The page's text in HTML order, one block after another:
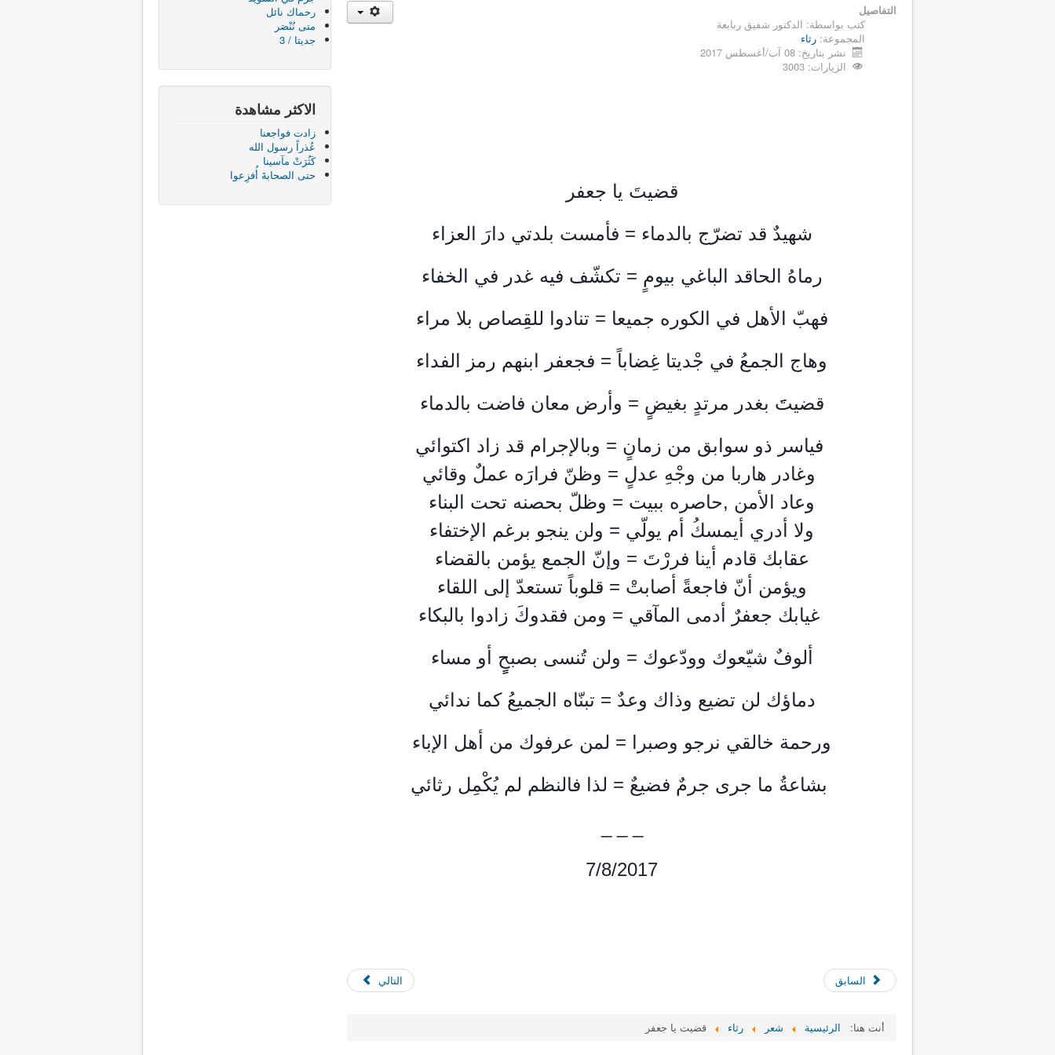
التفاصيل
كتب بواسطة: الدكتور شفيق ربابعة
المجموعة: رثاء
نشر بتاريخ: 08 آب/أغسطس 2017
الزيارات: 3003
قضيتَ يا جعفر
شهيدٌ قد تضرّج بالدماء = فأمست بلدتي دارَ العزاء
رماهُ الحاقد الباغي بيومٍ = تكشّف فيه غدر في الخفاء
فهبّ الأهل في الكوره جميعا = تنادوا للقِصاص بلا مراء
وهاج الجمعُ في جْديتا غِضاباً = فجعفر ابنهم رمز الفداء
قضيتَََ بغدر مرتدٍ بغيضٍ = وأرض معان فاضت بالدماء
وعاد الأمن ,حاصره ببيت = وظلّ بحصنه تحت البناء
ولا أدري أيمسكُ أم يولّي = ولن ينجو برغم الإختفاء
عقابك قادم أينا فررْتَ = وإنّ الجمع يؤمن بالقضاء
ويؤمن أنّ فاجعةً أصابتْ = قلوباً تستعدّ إلى اللقاء
ألوفٌ شيّعوك وودّعوك = ولن تُنسى بصبحٍٍ أو مساء
دماؤك لن تضيع وذاك وعدٌ = تبنّاه الجميعُ كما ندائي
ورحمة خالقي نرجو وصبرا = لمن عرفوك من أهل الإباء
7/8/2017
السابق التالي
أنت هنا: الرئيسية شعر رثاء قضيت يا جعفر
رحماك نائل
متى نُنْصَر
جديتا / 3
الاكثر مشاهدة
زادت فواجعنا
عُذراً رسول الله
كَثُرَتْ مآسينا
حتى الصحابةَ أُفزِعوا